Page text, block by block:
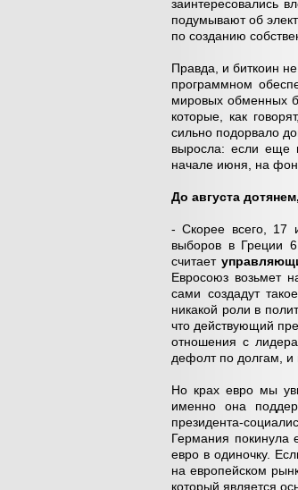
заинтересовались
подумывают об
по созданию
Правда, и биткоин
программном
мировых обменных
которые, как
сильно подорвало
выросла: если еще
начале июня, на
До августа
- Скорее всего, 17
выборов в Греции
считает
Евросоюз возьмет
сами создадут
никакой роли в
что действующий
отношения с
дефолт по долгам, и
Но крах евро мы
именно она
президента-
Германия покинула
евро в одиночку.
на европейском
который является